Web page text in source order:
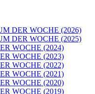
DER WOCHE (2026)
DER WOCHE (2025)
WOCHE (2024)
WOCHE (2023)
WOCHE (2022)
WOCHE (2021)
WOCHE (2020)
WOCHE (2019)